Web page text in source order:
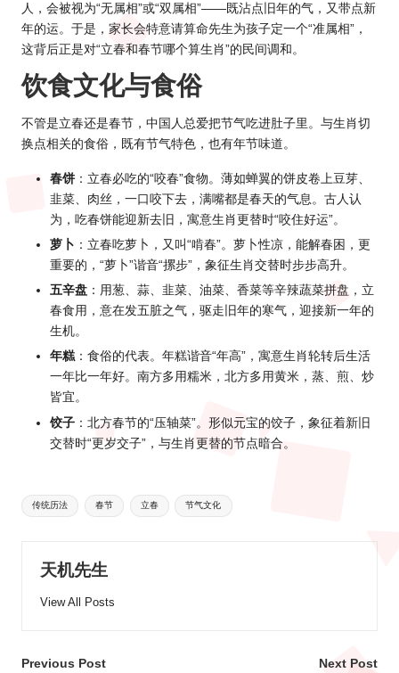
人，会被视为“无属相”或“双属相”——既沾点旧年的气，又带点新
年的运。于是，家长会特意请算命先生为孩子定一个“准属相”，
这背后正是对“立春和春节哪个算生肖”的民间调和。
饮食文化与食俗
不管是立春还是春节 ，中国人总爱把节气吃进肚子里。与生肖切
换点相关的食俗，既有节气特色，也有年节味道。
春饼：立春必吃的“咬春”食物。薄如蝉翼的饼皮卷上豆芽、
韭菜、肉丝，一口咬下去，满嘴都是春天的气息。古人认
为，吃春饼能迎新去旧，寓意生肖更替时“咬住好运”。
萝卜 ：立春吃萝卜，又叫“啃春”。萝卜性凉，能解春困，更
重要的，“萝卜”谐音“摞步”，象征生肖交替时步步高升。
五辛盘 ：用葱、蒜、韭菜、油菜、香菜等辛辣蔬菜拼盘，立
春食用，意在发五脏之气，驱走旧年的寒气，迎接新一年的
生机。
年糕 ：食俗的代表。年糕谐音“年高”，寓意生肖轮转后生活
一年比一年好。南方多用糯米，北方多用黄米，蒸、煎、炒
皆宜。
饺子 ：北方春节的“压轴菜”。形似元宝的饺子，象征着新旧
交替时“更岁交子”，与生肖更替的节点暗合。
Tags:
传统历法 春节 立春 节气文化
天机先生
View All Posts
Post
Previous Post Next Post